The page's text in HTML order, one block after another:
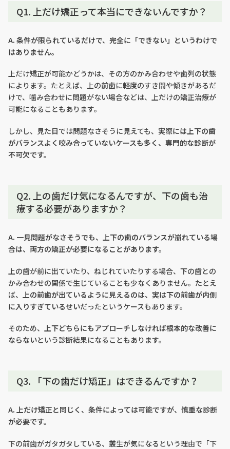
Q1. 上だけ矯正って本当にできないんですか？
A. 条件が限られているだけで、完全に「できない」というわけで
はありません。
上だけ矯正が可能かどうかは、その方のかみ合わせや歯列の状態
によります。たとえば、上の前歯に軽度のすき間や傾きがあるだ
けで、噛み合わせに問題がない場合などは、上だけの矯正治療が
可能になることもあります。
しかし、見た目では問題なさそうに見えても、 実際には上下の歯
がバランスよく咬み合っていないケースも多く、専門的な診断が
不可欠です。
Q2. 上の歯だけ気になるんですが、下の歯も治
療する必要がありますか？
A. 一見問題がなさそうでも、上下の歯のバランスが崩れている場
合は、両方の矯正が必要になることがあります。
上の歯が前に出ていたり、ねじれていたりする場合、下の歯との
かみ合わせの関係で生じていることも少なくありません。たとえ
ば、
上の前歯が出ているように見えるのは、実は下の前歯が内側
に入りすぎているせいだったというケースもあります。
そのため、 上下どちらにもアプローチしなければ根本的な改善に
ならないという診断結果になることもあります。
Q3. 「下の歯だけ矯正」はできるんですか？
A. 上だけ矯正と同じく、条件によっては可能ですが、慎重な診断
が必要です。
下の前歯がガタガタしている、叢生が気になるという理由で「下